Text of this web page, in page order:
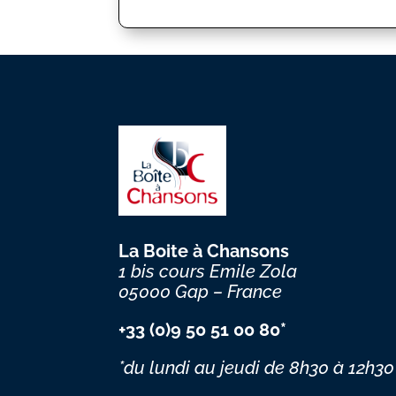
La Boite à Chansons
1 bis cours Emile Zola
05000 Gap – France
+33 (0)9 50 51 00 80*
*du lundi au jeudide 8h30 à 12h30